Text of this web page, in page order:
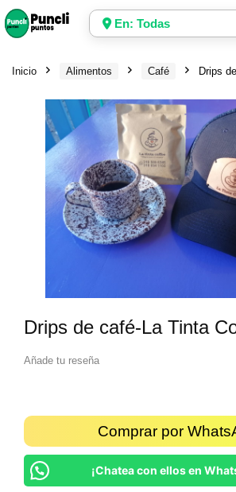
En: Todas
Inicio Alimentos Café Drips
Drips de café-La Tinta
Añade tu reseña
Comprar por
¡Chatea con ellos en